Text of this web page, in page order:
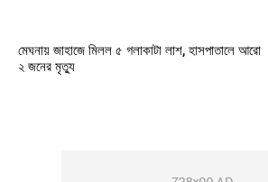
মেঘনায় জাহাজে মিলল ৫ গলাকাটা লাশ, হাসপাতালে আরো
২ জনের মৃত্যু